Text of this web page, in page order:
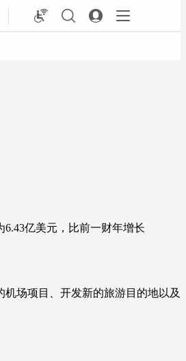
亿美元，比前一财年增长
场项目、开发新的旅游目的地以及